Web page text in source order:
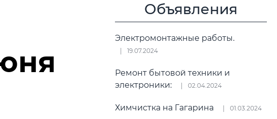
Объявления
Электромонтажные работы.
19.07.2024
Ремонт бытовой техники и
электроники:
02.04.2024
Химчистка на Гагарина 01.03.2024